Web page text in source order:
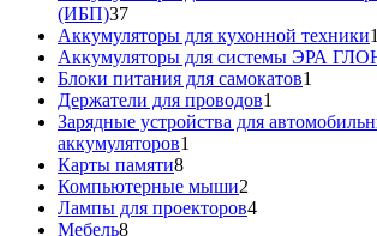
(ИБП)3737
товаров
Аккумуляторы для кухонной техники1
Аккумуляторы для системы ЭРА
Блоки питания для самокатов1
Держатели для проводов1
товар
Зарядные устройства для
аккумуляторов1
Карты памяти88
товаров
Компьютерные мыши2
товара
Лампы для проекторов44
Мебель88